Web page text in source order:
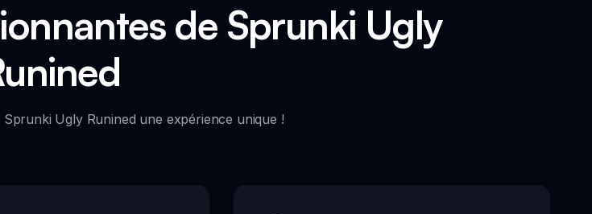
de Sprunki Ugly
Ugly Runined une expérience unique !